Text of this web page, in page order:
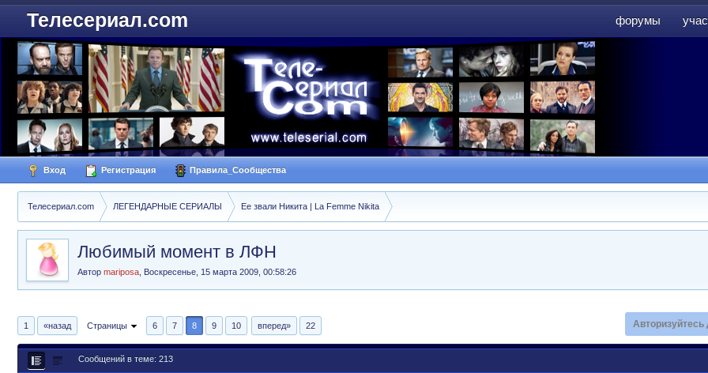
форумы
Телесериал.com
Вход Регистрация Правила_Сообщества
Телесериал.com ЛЕГЕНДАРНЫЕ СЕРИАЛЫ Ее звали Никита | La Femme Nikita
Любимый момент в ЛФН
Автор mariposa Воскресенье, 15 марта 2009, 00:58:26
1 «назад Страницы 6 7 8 9 10 вперед» 22 Авторизуйтесь
Сообщений в теме: 213